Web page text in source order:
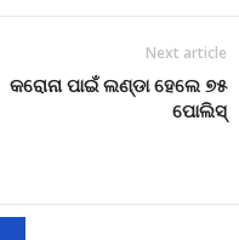
Next article
କରୋନା ପାଇଁ ଲଣ୍ଡା ହେଲେ ୭୫
ପୋଲିସ୍